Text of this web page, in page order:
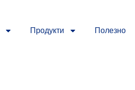
Продукти Полезно